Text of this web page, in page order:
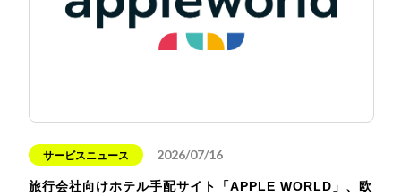
サービスニュース 2026/07/16
旅行会社向けホテル手配サイト「APPLE WORLD」、欧